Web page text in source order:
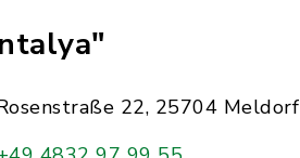
22, 25704 Meldorf